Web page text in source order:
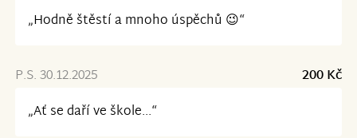
„Hodně štěstí a mnoho úspěchů 😉“
P.S. 30.12.2025
200 Kč
„Ať se daří ve škole...“